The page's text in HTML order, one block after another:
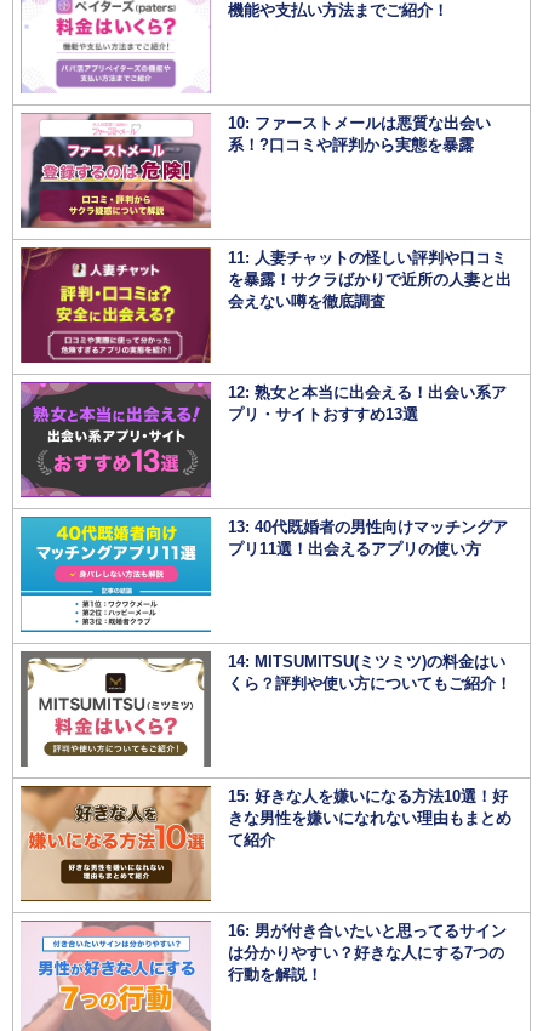
機能や支払い方法までご紹介！
10: ファーストメールは悪質な出会い
系！?口コミや評判から実態を暴露
11: 人妻チャットの怪しい評判や口コミ
を暴露！サクラばかりで近所の人妻と出
会えない噂を徹底調査
12: 熟女と本当に出会える！出会い系ア
プリ・サイトおすすめ13選
13: 40代既婚者の男性向けマッチングア
プリ11選！出会えるアプリの使い方
14: MITSUMITSU(ミツミツ)の料金はい
くら？評判や使い方についてもご紹介！
15: 好きな人を嫌いになる方法10選！好
きな男性を嫌いになれない理由もまとめ
て紹介
16: 男が付き合いたいと思ってるサイン
は分かりやすい？好きな人にする7つの
行動を解説！